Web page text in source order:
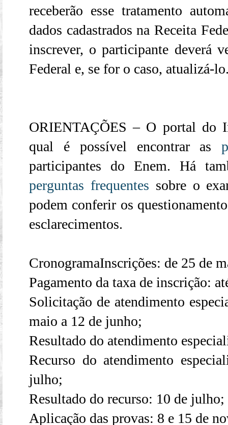
receberão esse tratamento
dados cadastrados na Receita
inscrever, o participante deverá
Federal e, se for o caso, atualizá-
ORIENTAÇÕES – O portal do
qual é possível encontrar as
participantes do Enem. Há
perguntas frequentes sobre o
podem conferir os
esclarecimentos.
CronogramaInscrições: de 25 de
Pagamento da taxa de inscrição:
Solicitação de atendimento
maio a 12 de junho;
Resultado do atendimento
Recurso do atendimento
julho;
Resultado do recurso: 10 de julho;
Aplicação das provas: 8 e 15 de